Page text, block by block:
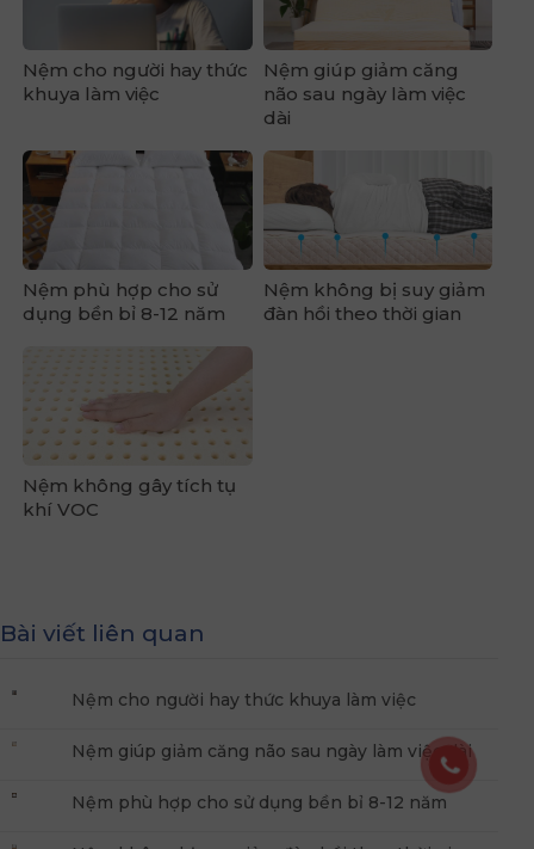
Nệm cho người hay thức
khuya làm việc
Nệm giúp giảm căng
não sau ngày làm việc
dài
Nệm phù hợp cho sử
dụng bền bỉ 8-12 năm
Nệm không bị suy giảm
đàn hồi theo thời gian
Nệm không gây tích tụ
khí VOC
Bài viết liên quan
Nệm cho người hay thức khuya làm việc
Nệm giúp giảm căng não sau ngày làm việc dài
Nệm phù hợp cho sử dụng bền bỉ 8-12 năm